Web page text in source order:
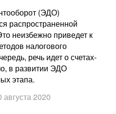
(ЭДО)
распространенной
неизбежно приведет к
налогового
речь идет о счетах-
в развитии ЭДО
этапа.
2020